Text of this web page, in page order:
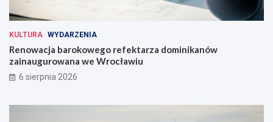
KULTURA WYDARZENIA
Renowacja barokowego refektarza dominikanów
zainaugurowana we Wrocławiu
6 sierpnia 2026